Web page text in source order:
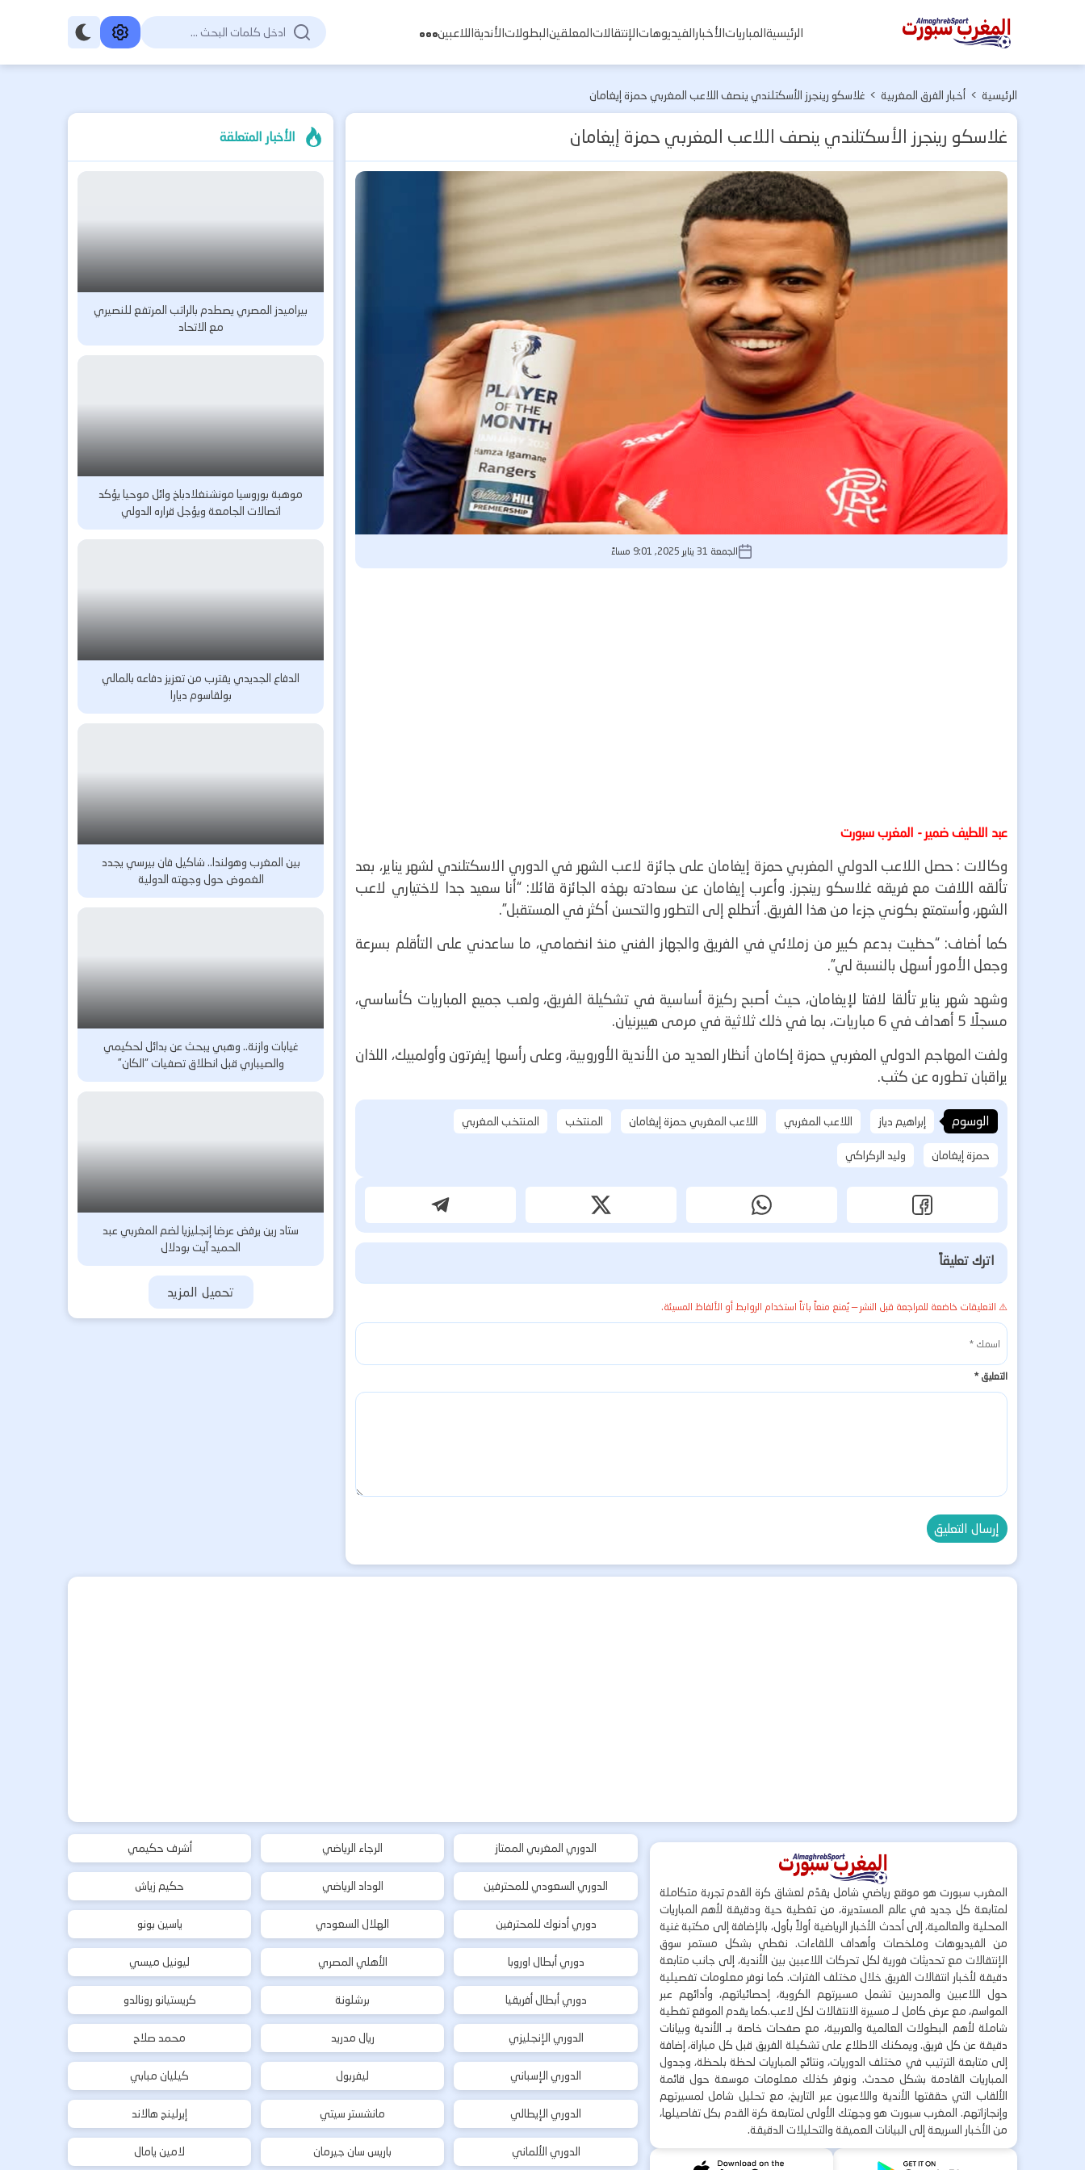
المغرب
الرئيسيةالمبارياتالأخبارالفيديوهاتالإنتقالاتالمعلقينالبطولاتالأنديةاللاعبين
الرئيسية > أخبار الفرق المغربية > غلاسكو رينجرز الأسكتلندي ينصف اللاعب المغربي حمزة إيغامان
غلاسكو رينجرز الأسكتلندي ينصف اللاعب المغربي حمزة إيغامان
الجمعة 31 يناير 2025, 9:01 مساءً
عبد اللطيف ضمير - المغرب سبورت
وكالات : حصل اللاعب الدولي المغربي حمزة إيغامان على جائزة لاعب الشهر في الدوري الاسكتلندي لشهر يناير، بعد
تألقه اللافت مع فريقه غلاسكو رينجرز. وأعرب إيغامان عن سعادته بهذه الجائزة قائلا: “أنا سعيد جدا لاختياري لاعب
الشهر، وأستمتع بكوني جزءا من هذا الفريق. أتطلع إلى التطور والتحسن أكثر في المستقبل”.
كما أضاف: “حظيت بدعم كبير من زملائي في الفريق والجهاز الفني منذ انضمامي، ما ساعدني على التأقلم بسرعة
وجعل الأمور أسهل بالنسبة لي”.
وشهد شهر يناير تألقا لافتا لإيغامان، حيث أصبح ركيزة أساسية في تشكيلة الفريق، ولعب جميع المباريات كأساسي،
مسجلًا 5 أهداف في 6 مباريات، بما في ذلك ثلاثية في مرمى هيبرنيان.
ولفت المهاجم الدولي المغربي حمزة إكامان أنظار العديد من الأندية الأوروبية، وعلى رأسها إيفرتون وأولمبيك، اللذان
يراقبان تطوره عن كثب.
الوسوم إبراهيم دياز اللاعب المغربي اللاعب المغربي حمزة إيغامان المنتخب
المنتخب المغربي
حمزة إيغامان
وليد الركراكي
اترك تعليقاً
⚠️ التعليقات خاضعة للمراجعة قبل النشر — يُمنع منعاً باتاً استخدام الروابط أو الألفاظ المسيئة.
التعليق*
الأخبار المتعلقة
بيراميدز المصري يصطدم بالراتب المرتفع للنصيري
مع الاتحاد
موهبة بوروسيا مونشنغلادباخ وائل موحيا يؤكد
اتصالات الجامعة ويؤجل قراره الدولي
الدفاع الجديدي يقترب من تعزيز دفاعه بالمالي
بولقاسوم ديارا
بين المغرب وهولندا.. شاكيل فان بيرسي يجدد
الغموض حول وجهته الدولية
غيابات وازنة.. وهبي يبحث عن بدائل لحكيمي
والصيباري قبل انطلاق تصفيات “الكان”
ستاد رين يرفض عرضا إنجليزيا لضم المغربي عبد
الحميد آيت بودلال
تحميل المزيد
المغرب سبورت هو موقع رياضي شامل يقدّم لعشاق كرة القدم تجربة متكاملة
لمتابعة كل جديد في عالم المستديرة، من تغطية حية ودقيقة لأهم المباريات
المحلية والعالمية، إلى أحدث الأخبار الرياضية أولاً بأول، بالإضافة إلى مكتبة غنية
من الفيديوهات وملخصات وأهداف اللقاءات. نغطي بشكل مستمر سوق
الإنتقالات مع تحديثات فورية لكل تحركات اللاعبين بين الأندية، إلى جانب متابعة
دقيقة لأخبار انتقالات الفريق خلال مختلف الفترات. كما نوفر معلومات تفصيلية
حول اللاعبين والمدربين تشمل مسيرتهم الكروية، إحصائياتهم، وأدائهم عبر
المواسم، مع عرض كامل لـ مسيرة الانتقالات لكل لاعب.كما يقدم الموقع تغطية
شاملة لأهم البطولات العالمية والعربية، مع صفحات خاصة بـ الأندية وبيانات
دقيقة عن كل فريق. ويمكنك الاطلاع على تشكيلة الفريق قبل كل مباراة، إضافة
إلى متابعة الترتيب في مختلف الدوريات، ونتائج المباريات لحظة بلحظة، وجدول
المباريات القادمة بشكل محدث. ونوفر كذلك معلومات موسعة حول قائمة
الألقاب التي حققتها الأندية واللاعبون عبر التاريخ، مع تحليل شامل لمسيرتهم
وإنجازاتهم. المغرب سبورت هو وجهتك الأولى لمتابعة كرة القدم بكل تفاصيلها،
من الأخبار السريعة إلى البيانات العميقة والتحليلات الدقيقة.
الدوري المغربي الممتاز
الدوري السعودي للمحترفين
دوري أدنوك للمحترفين
دوري أبطال اوروبا
دوري أبطال أفريقيا
الدوري الإنجليزي
الدوري الإسباني
الدوري الإيطالي
الدوري الألماني
الرجاء الرياضي
الوداد الرياضي
الهلال السعودي
الأهلي المصري
برشلونة
ريال مدريد
ليفربول
مانشستر سيتي
باريس سان جيرمان
أشرف حكيمي
حكيم زياش
ياسين بونو
ليونيل ميسي
كريستيانو رونالدو
محمد صلاح
كيليان مبابي
إيرلينج هالاند
لامين يامال